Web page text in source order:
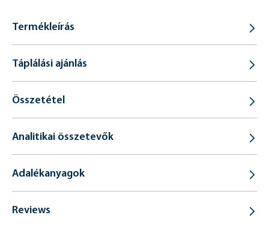
Termékleírás
Táplálási ajánlás
Összetétel
Analitikai összetevők
Adalékanyagok
Reviews